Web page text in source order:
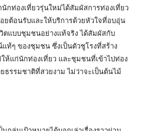
กท่องเที่ยวรุ่นใหม่ได้สัมผัสการท่องเที่ยว
ต้อนรับและให้บริการด้วยหัวใจที่อบอุ่น
ตแบบชุมชนอย่างแท้จริง ได้สัมผัสกับ
ท้ๆ ของชุมชน ซึ่งเป็นตัวชูโรงที่สร้าง
ห้แก่นักท่องเที่ยว และชุมชนที่เข้าไปท่อง
ธรรมชาติที่สวยงาม ไม่ว่าจะเป็นต้นไม้